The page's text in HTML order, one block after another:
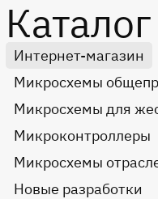
Каталог
Интернет-магазин
Микросхемы
Микросхемы для
Микроконтроллеры
Микросхемы
Новые разработки